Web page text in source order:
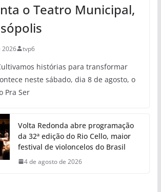
o Teatro Municipal,
2026 tvp6
histórias para transformar
neste sábado, dia 8 de agosto, o
Pra Ser
Volta Redonda abre programação
da 32ª edição do Rio Cello, maior
festival de violoncelos do Brasil
4 de agosto de 2026